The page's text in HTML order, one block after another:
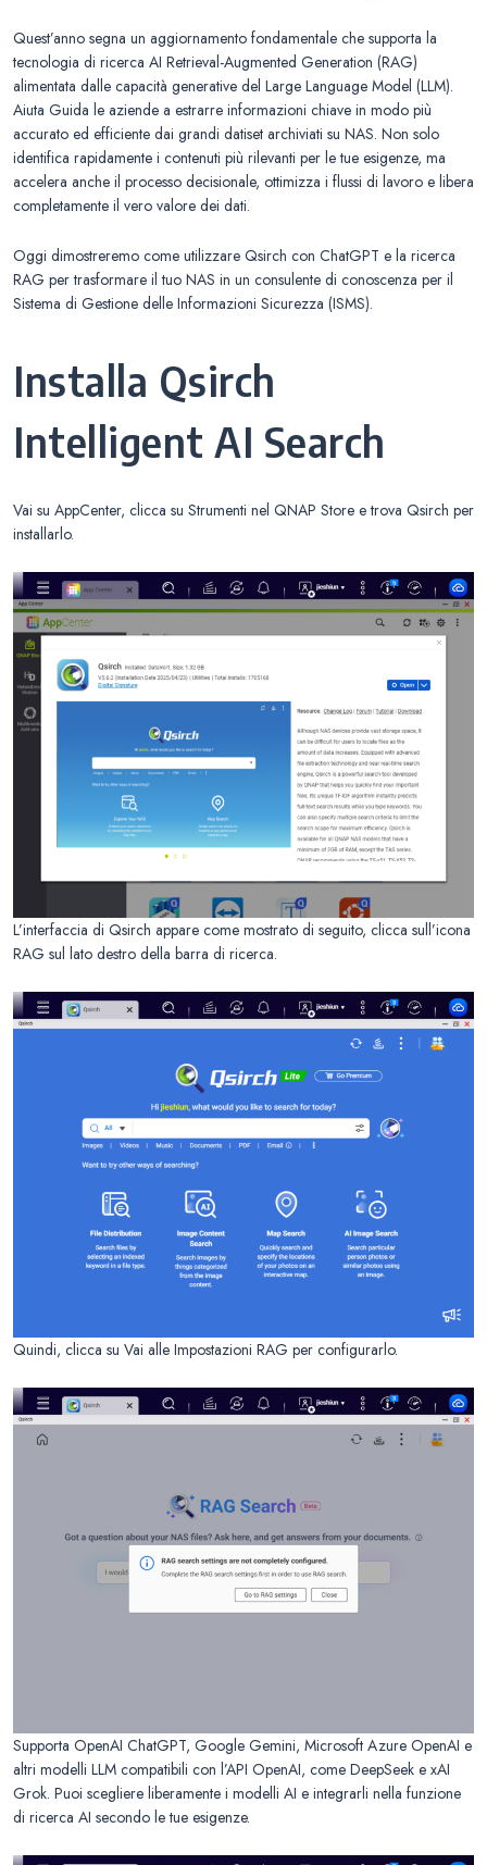
Quest’anno segna un aggiornamento fondamentale che supporta la
tecnologia di ricerca AI Retrieval-Augmented Generation (RAG)
alimentata dalle capacità generative del Large Language Model (LLM).
Aiuta Guida le aziende a estrarre informazioni chiave in modo più
accurato ed efficiente dai grandi datiset archiviati su NAS. Non solo
identifica rapidamente i contenuti più rilevanti per le tue esigenze, ma
accelera anche il processo decisionale, ottimizza i flussi di lavoro e libera
completamente il vero valore dei dati.
Oggi dimostreremo come utilizzare Qsirch con ChatGPT e la ricerca
RAG per trasformare il tuo NAS in un consulente di conoscenza per il
Sistema di Gestione delle Informazioni Sicurezza (ISMS).
Installa Qsirch
Intelligent AI Search
Vai su AppCenter, clicca su Strumenti nel QNAP Store e trova Qsirch per
installarlo.
L’interfaccia di Qsirch appare come mostrato di seguito, clicca sull’icona
RAG sul lato destro della barra di ricerca.
Quindi, clicca su Vai alle Impostazioni RAG per configurarlo.
Supporta OpenAI ChatGPT, Google Gemini, Microsoft Azure OpenAI e
altri modelli LLM compatibili con l’API OpenAI, come DeepSeek e xAI
Grok. Puoi scegliere liberamente i modelli AI e integrarli nella funzione
di ricerca AI secondo le tue esigenze.